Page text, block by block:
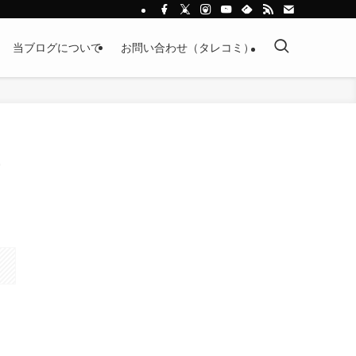
当ブログについて お問い合わせ（タレコミ）